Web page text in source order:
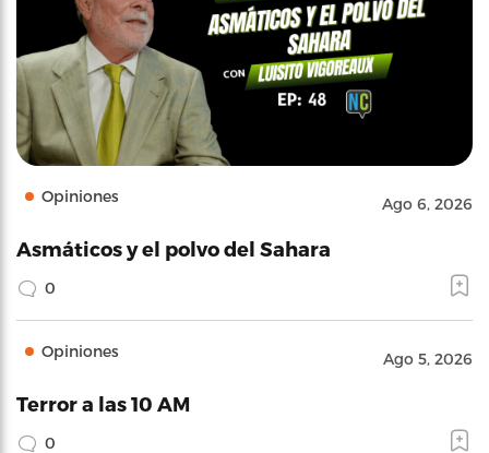
Opiniones Ago 6, 2026
Asmáticos y el polvo del Sahara
0
Opiniones Ago 5, 2026
Terror a las 10 AM
0